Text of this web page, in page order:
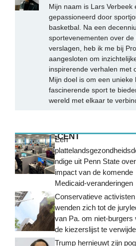
Mijn naam is Lars Verbeek
gepassioneerd door
basketbal. Na een
sportevenementen over
verslagen, heb ik me bij
aangesloten om
inspirerende verhalen met
Mijn doel is om een unieke
fascinerende sport te
wereld met elkaar te
MEEST RECENT
Een
ndige uit Penn State
impact van de komende
Medicaid-veranderingen
Conservatieve activisten
wenden zich tot de
van Pa. om niet-burgers
de kiezerslijst te
Trump hernieuwt zijn